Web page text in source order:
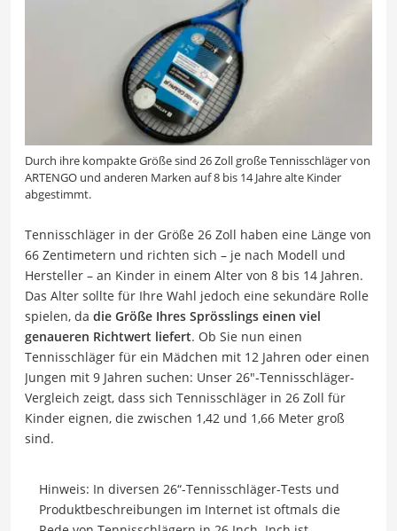
Durch ihre kompakte Größe sind 26 Zoll große Tennisschläger von
ARTENGO und anderen Marken auf 8 bis 14 Jahre alte Kinder
abgestimmt.
Tennisschläger in der Größe 26 Zoll haben eine Länge von
66 Zentimetern und richten sich – je nach Modell und
Hersteller – an Kinder in einem Alter von 8 bis 14 Jahren.
Das Alter sollte für Ihre Wahl jedoch eine sekundäre Rolle
spielen, da die Größe Ihres Sprösslings einen viel
genaueren Richtwert liefert. Ob Sie nun einen
Tennisschläger für ein Mädchen mit 12 Jahren oder einen
Jungen mit 9 Jahren suchen: Unser 26″-Tennisschläger-
Vergleich zeigt, dass sich Tennisschläger in 26 Zoll für
Kinder eignen, die zwischen 1,42 und 1,66 Meter groß
sind.
Hinweis: In diversen 26“-Tennisschläger-Tests und
Produktbeschreibungen im Internet ist oftmals die